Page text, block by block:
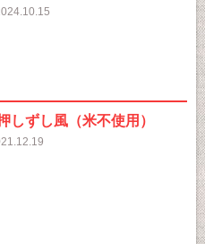
しずし風（米不使用）